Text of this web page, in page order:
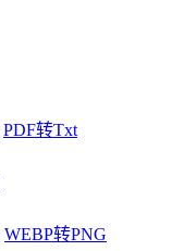
PDF转Txt
WEBP转PNG